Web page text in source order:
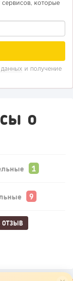
сервисов, которые
и получение
о
ОТЗЫВ